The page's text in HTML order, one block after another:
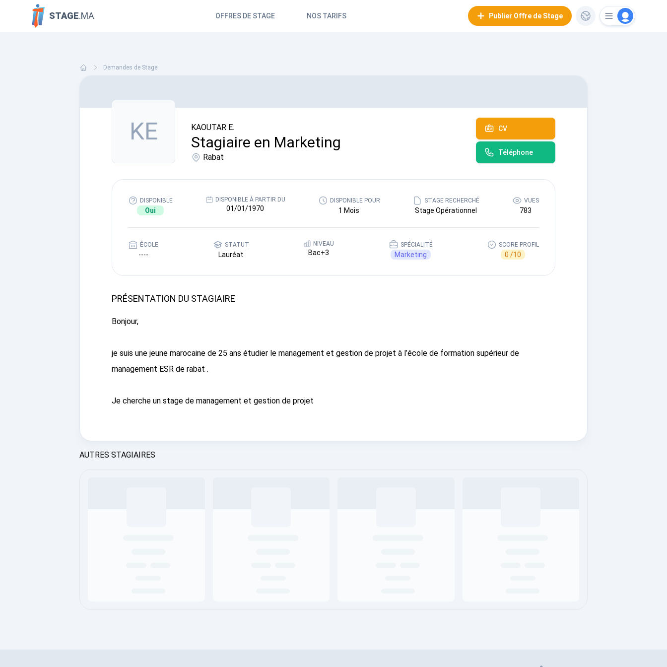
STAGE.MA OFFRES DE STAGE NOS TARIFS Publier Offre de Stage
Demandes de Stage
KE KAOUTAR E.
Stagiaire en Marketing
Rabat
CV
Téléphone
DISPONIBLE
Oui
DISPONIBLE À PARTIR DU
01/01/1970
DISPONIBLE POUR
1 Mois
STAGE RECHERCHÉ
Stage Opérationnel
VUES
783
ÉCOLE
----
STATUT
Lauréat
NIVEAU
Bac+3
SPÉCIALITÉ
Marketing
SCORE PROFIL
0 /10
PRÉSENTATION DU STAGIAIRE
Bonjour,
je suis une jeune marocaine de 25 ans étudier le management et gestion de projet à l’école de formation supérieur de
management ESR de rabat .
Je cherche un stage de management et gestion de projet
AUTRES STAGIAIRES